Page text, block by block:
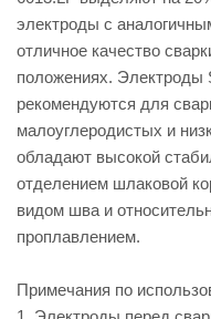
электроды с
отличное качество
положениях. Электроды
рекомендуются для
малоуглеродистых и
обладают высокой
отделением шлаковой
видом шва и
проплавлением.
Примечания по